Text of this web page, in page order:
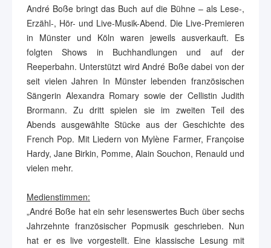
André Boße bringt das Buch auf die Bühne – als Lese-,
Erzähl-, Hör- und Live-Musik-Abend. Die Live-Premieren
in Münster und Köln waren jeweils ausverkauft. Es
folgten Shows in Buchhandlungen und auf der
Reeperbahn. Unterstützt wird André Boße dabei von der
seit vielen Jahren In Münster lebenden französischen
Sängerin Alexandra Romary sowie der Cellistin Judith
Brormann. Zu dritt spielen sie im zweiten Teil des
Abends ausgewählte Stücke aus der Geschichte des
French Pop. Mit Liedern von Mylène Farmer, Françoise
Hardy, Jane Birkin, Pomme, Alain Souchon, Renauld und
vielen mehr.
Medienstimmen:
„André Boße hat ein sehr lesenswertes Buch über sechs
Jahrzehnte französischer Popmusik geschrieben. Nun
hat er es live vorgestellt. Eine klassische Lesung mit